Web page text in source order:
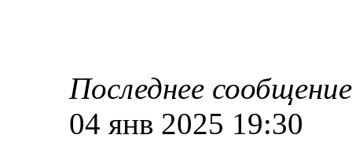
Последнее сообщение
04 янв 2025 19:30